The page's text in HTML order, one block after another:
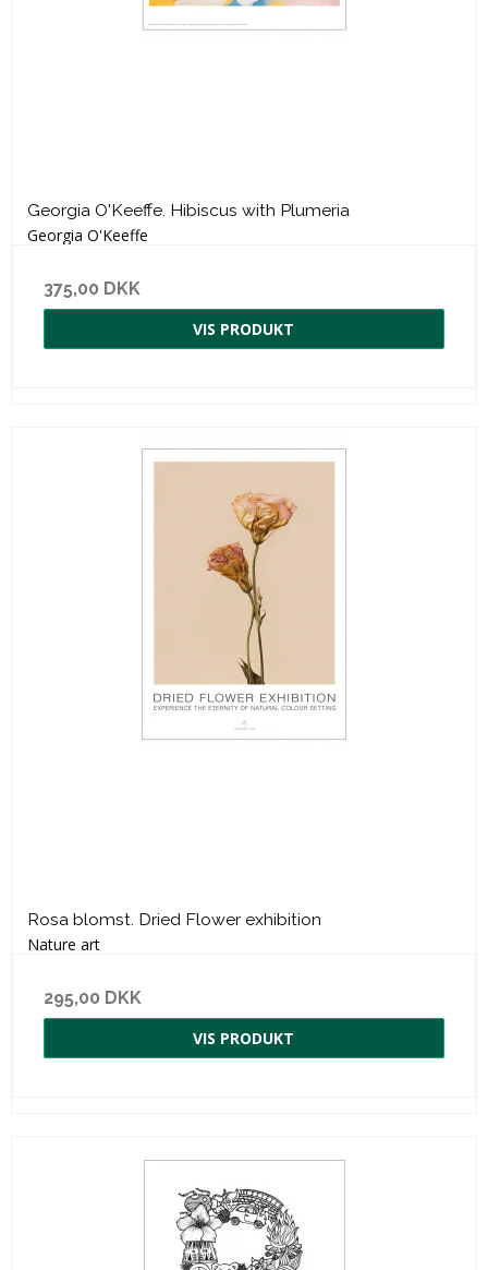
Georgia O'Keeffe. Hibiscus with Plumeria
Georgia O'Keeffe
375,00 DKK
VIS PRODUKT
Rosa blomst. Dried Flower exhibition
Nature art
295,00 DKK
VIS PRODUKT